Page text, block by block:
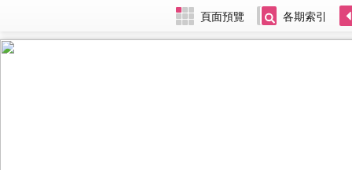
頁面預覽 各期索引